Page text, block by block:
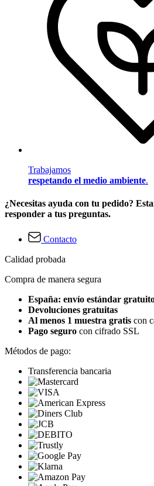
Trabajamos
respetando el medio ambiente.
¿Necesitas ayuda con tu pedido?
responder a tus preguntas.
Contacto
Calidad probada
Compra de manera segura
España: envío estándar
Devoluciones gratuitas
Al menos 1 muestra gratis con
Pago seguro con cifrado SSL
Métodos de pago:
Transferencia bancaria